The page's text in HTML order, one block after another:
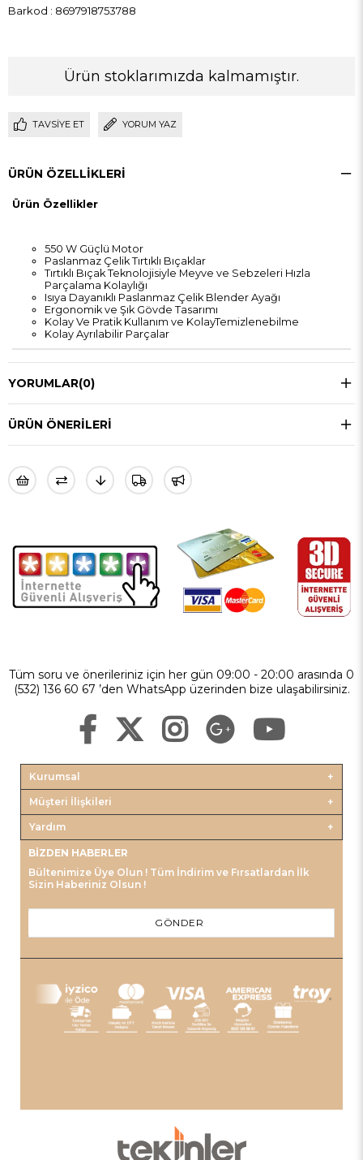
Barkod : 8697918753788
Ürün stoklarımızda kalmamıştır.
TAVSIYE ET YORUM YAZ
ÜRÜN ÖZELLIKLERI
Ürün Özellikler
550 W Güçlü Motor
Paslanmaz Çelik Tırtıklı Bıçaklar
Tırtıklı Bıçak Teknolojisiyle Meyve ve Sebzeleri Hızla
Parçalama Kolaylığı
Isıya Dayanıklı Paslanmaz Çelik Blender Ayağı
Ergonomik ve Şık Gövde Tasarımı
Kolay Ve Pratik Kullanım ve KolayTemizlenebilme
Kolay Ayrılabilir Parçalar
YORUMLAR(0)
ÜRÜN ÖNERILERI
Tüm soru ve önerileriniz için her gün 09:00 - 20:00 arasında 0
(532) 136 60 67 ’den WhatsApp üzerinden bize ulaşabilirsiniz.
Kurumsal
Müşteri İlişkileri
Yardım
BIZDEN HABERLER
Bültenimize Üye Olun ! Tüm İndirim ve Fırsatlardan İlk
Sizin Haberiniz Olsun !
GÖNDER